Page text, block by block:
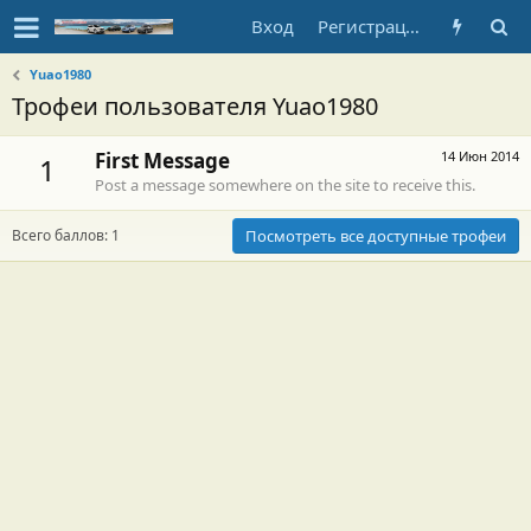
Вход Регистрация
Yuao1980
Трофеи пользователя Yuao1980
1 14 Июн 2014
First Message
Post a message somewhere on the site to receive this.
Всего баллов: 1 Посмотреть все доступные трофеи